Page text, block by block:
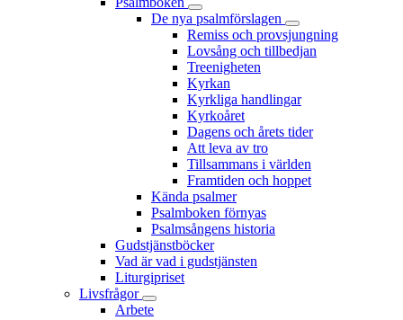
De nya psalmförslagen
Remiss och provsjungning
Lovsång och tillbedjan
Treenigheten
Kyrkan
Kyrkliga handlingar
Kyrkoåret
Dagens och årets tider
Att leva av tro
Tillsammans i världen
Framtiden och hoppet
Kända psalmer
Psalmboken förnyas
Psalmsångens historia
Gudstjänstböcker
Vad är vad i gudstjänsten
Liturgipriset
Livsfrågor
Arbete